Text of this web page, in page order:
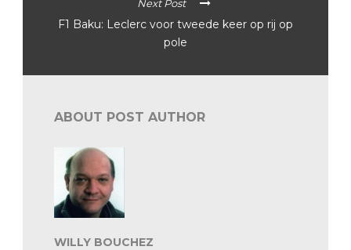
Next Post
F1 Baku: Leclerc voor tweede keer op rij op
pole
ABOUT POST AUTHOR
WILLY BOUCHEZ